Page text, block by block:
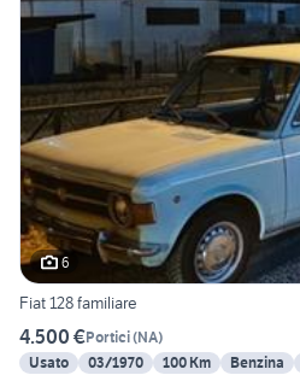
6
Fiat 128 familiare
4.500 €Portici(NA)
Usato
03/1970 100 Km Benzina